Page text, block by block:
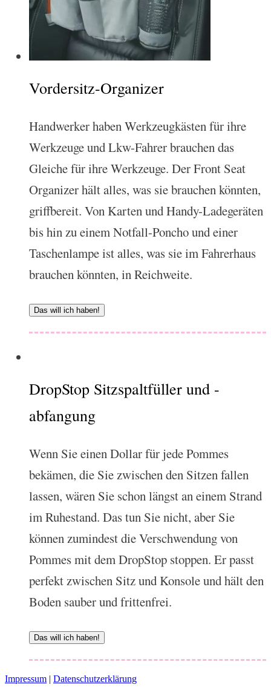
Vordersitz-Organizer
Handwerker haben Werkzeugkästen für ihre
Werkzeuge und Lkw-Fahrer brauchen das
Gleiche für ihre Werkzeuge. Der Front Seat
Organizer hält alles, was sie brauchen könnten,
griffbereit. Von Karten und Handy-Ladegeräten
bis hin zu einem Notfall-Poncho und einer
Taschenlampe ist alles, was sie im Fahrerhaus
brauchen könnten, in Reichweite.
Das will ich haben!
DropStop Sitzspaltfüller und -
abfangung
Wenn Sie einen Dollar für jede Pommes
bekämen, die Sie zwischen den Sitzen fallen
lassen, wären Sie schon längst an einem Strand
im Ruhestand. Das tun Sie nicht, aber Sie
können zumindest die Verschwendung von
Pommes mit dem DropStop stoppen. Er passt
perfekt zwischen Sitz und Konsole und hält den
Boden sauber und frittenfrei.
Das will ich haben!
Impressum | Datenschutzerklärung